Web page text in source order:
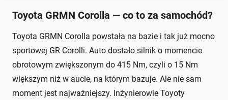
Toyota GRMN Corolla — co to za samochód?
Toyota GRMN Corolla powstała na bazie i tak już mocno
sportowej GR Corolli. Auto dostało silnik o momencie
obrotowym zwiększonym do 415 Nm, czyli o 15 Nm
większym niż w aucie, na którym bazuje. Ale nie sam
moment jest najważniejszy. Inżynierowie Toyoty